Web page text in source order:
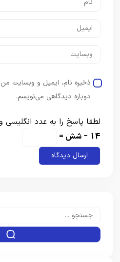
ذخیره نام، ایمیل و وبسایت من
دوباره دیدگاهی می‌نویسم.
لطفا پاسخ را به عدد انگلیسی
14 − شش =